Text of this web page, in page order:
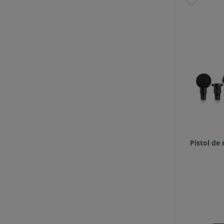
Pistol de